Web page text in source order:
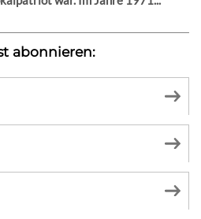
abonnieren: